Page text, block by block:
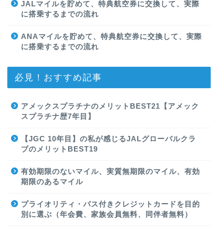
JALマイルを貯めて、特典航空券に交換して、実際
に搭乗するまでの流れ
ANAマイルを貯めて、特典航空券に交換して、実際
に搭乗するまでの流れ
必見！おすすめ記事
アメックスプラチナのメリットBEST21【アメック
スプラチナ歴7年目】
【JGC 10年目】の私が感じるJALグローバルクラ
ブのメリットBEST19
有効期限のないマイル、実質無期限のマイル、有効
期限のあるマイル
プライオリティ・パス付きクレジットカードを目的
別に選ぶ（年会費、家族会員無料、同伴者無料）